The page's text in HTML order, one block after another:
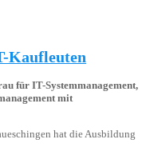
Kaufleuten
für IT-Systemmanagement,
mit
hat die Ausbildung